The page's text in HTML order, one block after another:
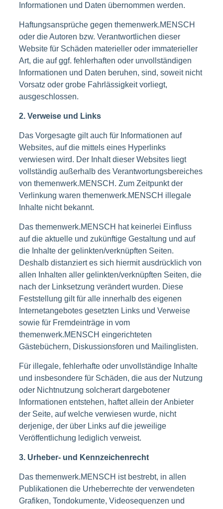
Informationen und Daten übernommen werden.
Haftungsansprüche gegen themenwerk.MENSCH
oder die Autoren bzw. Verantwortlichen dieser
Website für Schäden materieller oder immaterieller
Art, die auf ggf. fehlerhaften oder unvollständigen
Informationen und Daten beruhen, sind, soweit nicht
Vorsatz oder grobe Fahrlässigkeit vorliegt,
ausgeschlossen.
2. Verweise und Links
Das Vorgesagte gilt auch für Informationen auf
Websites, auf die mittels eines Hyperlinks
verwiesen wird. Der Inhalt dieser Websites liegt
vollständig außerhalb des Verantwortungsbereiches
von themenwerk.MENSCH. Zum Zeitpunkt der
Verlinkung waren themenwerk.MENSCH illegale
Inhalte nicht bekannt.
Das themenwerk.MENSCH hat keinerlei Einfluss
auf die aktuelle und zukünftige Gestaltung und auf
die Inhalte der gelinkten/verknüpften Seiten.
Deshalb distanziert es sich hiermit ausdrücklich von
allen Inhalten aller gelinkten/verknüpften Seiten, die
nach der Linksetzung verändert wurden. Diese
Feststellung gilt für alle innerhalb des eigenen
Internetangebotes gesetzten Links und Verweise
sowie für Fremdeinträge in vom
themenwerk.MENSCH eingerichteten
Gästebüchern, Diskussionsforen und Mailinglisten.
Für illegale, fehlerhafte oder unvollständige Inhalte
und insbesondere für Schäden, die aus der Nutzung
oder Nichtnutzung solcherart dargebotener
Informationen entstehen, haftet allein der Anbieter
der Seite, auf welche verwiesen wurde, nicht
derjenige, der über Links auf die jeweilige
Veröffentlichung lediglich verweist.
3. Urheber- und Kennzeichenrecht
Das themenwerk.MENSCH ist bestrebt, in allen
Publikationen die Urheberrechte der verwendeten
Grafiken, Tondokumente, Videosequenzen und